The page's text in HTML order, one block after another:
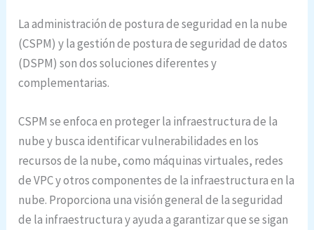
La administración de postura de seguridad en la nube
(CSPM) y la gestión de postura de seguridad de datos
(DSPM) son dos soluciones diferentes y
complementarias.
CSPM se enfoca en proteger la infraestructura de la
nube y busca identificar vulnerabilidades en los
recursos de la nube, como máquinas virtuales, redes
de VPC y otros componentes de la infraestructura en la
nube. Proporciona una visión general de la seguridad
de la infraestructura y ayuda a garantizar que se sigan